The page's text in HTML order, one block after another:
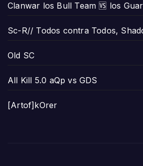
Clanwar los Bull Team 🆚 los
Sc-R// Todos contra Todos,
Old SC
All Kill 5.0 aQp vs GDS
[Artof]kOrer